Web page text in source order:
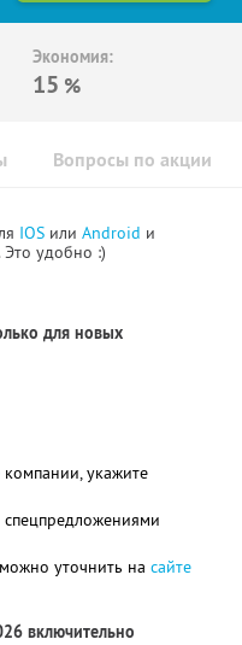
Экономия:
15 %
Вопросы по акции
IOS или Android и
Это удобно :)
для новых
компании, укажите
уточнить на сайте
включительно